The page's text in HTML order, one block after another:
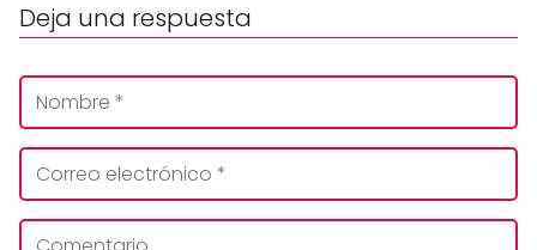
Deja una respuesta